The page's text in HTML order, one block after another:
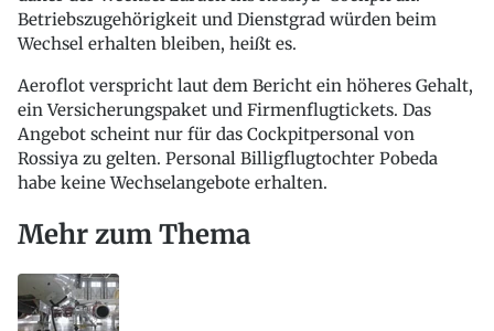
Betriebszugehörigkeit und Dienstgrad würden beim
Wechsel erhalten bleiben, heißt es.
Aeroflot verspricht laut dem Bericht ein höheres Gehalt,
ein Versicherungspaket und Firmenflugtickets. Das
Angebot scheint nur für das Cockpitpersonal von
Rossiya zu gelten. Personal Billigflugtochter Pobeda
habe keine Wechselangebote erhalten.
Mehr zum Thema